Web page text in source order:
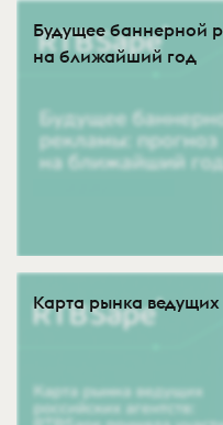
Будущее баннерной
на ближайший год
Карта рынка ведущих